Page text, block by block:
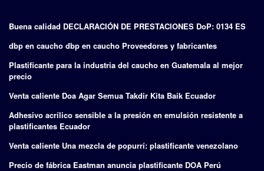
Buena calidad DECLARACIÓN DE PRESTACIONES DoP: 0134 ES
dbp en caucho dbp en caucho Proveedores y fabricantes
Plastificante para la industria del caucho en Guatemala al mejor
precio
Venta caliente Doa Agar Semua Takdir Kita Baik Ecuador
Adhesivo acrílico sensible a la presión en emulsión resistente a
plastificantes Ecuador
Venta caliente Una mezcla de popurrí: plastificante venezolano
Precio de fábrica Eastman anuncia plastificante DOA Perú